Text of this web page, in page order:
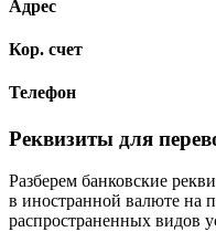
Адрес
Кор. счет
Телефон
Реквизиты для
Разберем банковские
в иностранной валюте на
распространенных видов